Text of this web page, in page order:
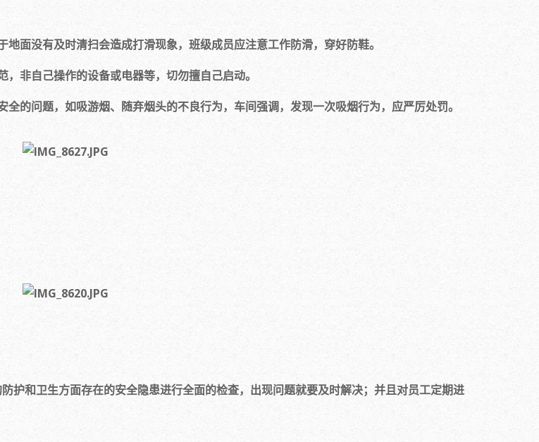
没有及时清扫会造成打滑现象，班级成员应注意工作防滑，穿好防鞋。
非自己操作的设备或电器等，切勿擅自己启动。
问题，如吸游烟、随弃烟头的不良行为，车间强调，发现一次吸烟行为，应严厉处罚。
和卫生方面存在的安全隐患进行全面的检查，出现问题就要及时解决；并且对员工定期进